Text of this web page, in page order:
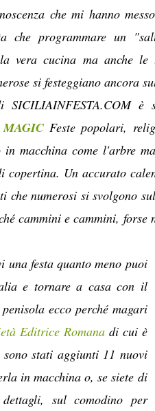
che mi hanno
che programmare un
vera cucina ma anche le
si festeggiano ancora
SICILIAINFESTA.COM
Feste popolari,
macchina come l'arbre
copertina. Un accurato
che numerosi si svolgono
cammini e cammini, forse
festa quanto meno puoi
e tornare a casa con il
ecco perché magari
Editrice Romanadi cui è
sono stati aggiunti 11 nuovi
in macchina o, se siete di
sul comodino per